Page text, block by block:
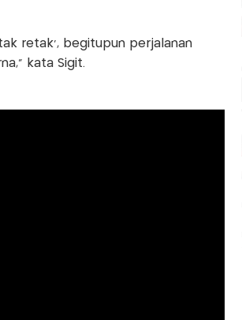
retak', begitupun perjalanan
kata Sigit.